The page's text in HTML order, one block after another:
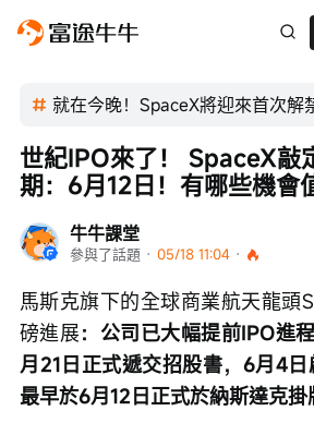
就在今晚！SpaceX將迎來首次解
牛牛課堂
參與了話題 · 05/18 11:04 ·
世紀IPO來了！ SpaceX敲
期：6月12日！有哪些機會
馬斯克旗下的全球商業航天龍頭
磅進展：公司已大幅提前IPO進
月21日正式遞交招股書，6月4
最早於6月12日正式於納斯達克掛